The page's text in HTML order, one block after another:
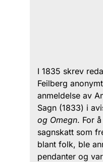
I 1835 skrev
Feilberg
anmeldelse av
Sagn (1833) i
og Omegn. For
sagnskatt som
blant folk, ble
pendanter og